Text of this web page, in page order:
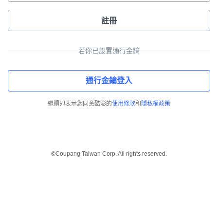
註冊
若你已設置通行金鑰
通行金鑰登入
繼續即表示您同意酷澎的使用條款和 隱私權政策
©Coupang Taiwan Corp. All rights reserved.